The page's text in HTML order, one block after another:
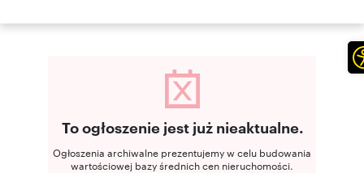
To ogłoszenie jest już nieaktualne.
Ogłoszenia archiwalne prezentujemy w celu budowania
wartościowej bazy średnich cen nieruchomości.